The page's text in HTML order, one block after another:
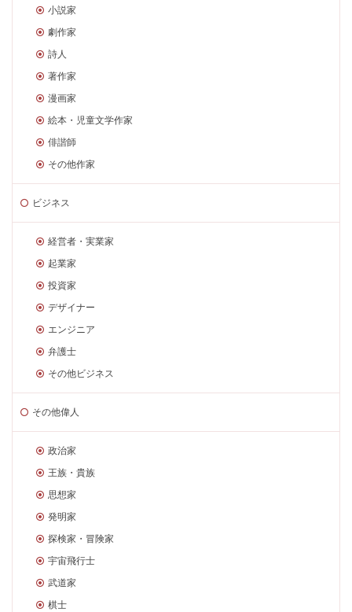
小説家
劇作家
詩人
著作家
漫画家
絵本・児童文学作家
俳諧師
その他作家
ビジネス
経営者・実業家
起業家
投資家
デザイナー
エンジニア
弁護士
その他ビジネス
その他偉人
政治家
王族・貴族
思想家
発明家
探検家・冒険家
宇宙飛行士
武道家
棋士